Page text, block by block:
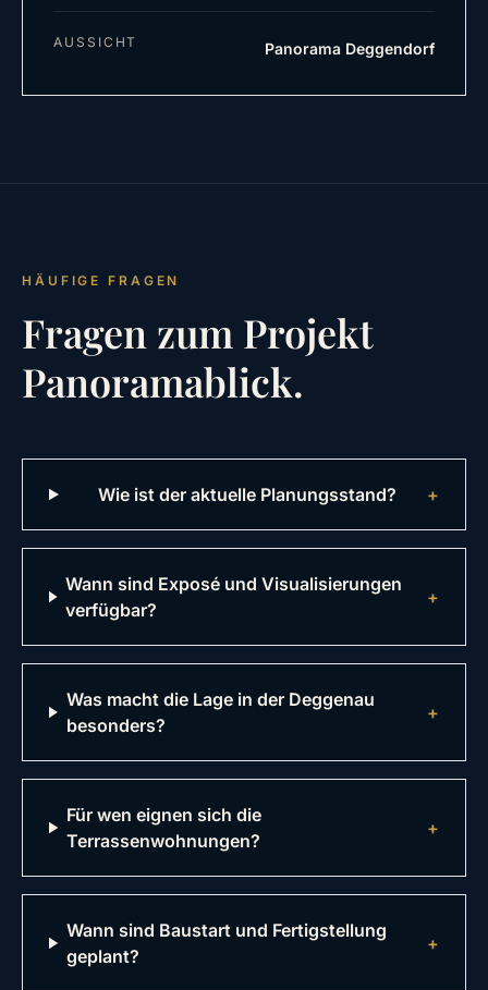
AUSSICHT Panorama Deggendorf
HÄUFIGE FRAGEN
Fragen zum Projekt
Panoramablick.
Wie ist der aktuelle Planungsstand? +
Wann sind Exposé und Visualisierungen
verfügbar?
+
Was macht die Lage in der Deggenau
besonders?
+
Für wen eignen sich die
Terrassenwohnungen?
+
Wann sind Baustart und Fertigstellung
geplant?
+